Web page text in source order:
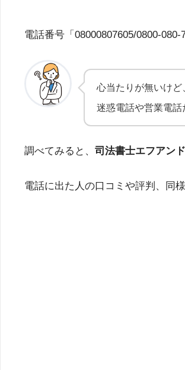
電話番号「08000807605/0800-
心当たりが無いけ
迷惑電話や営業電
調べてみると、 司法書士エフアン
電話に出た人の口コミや評判、同